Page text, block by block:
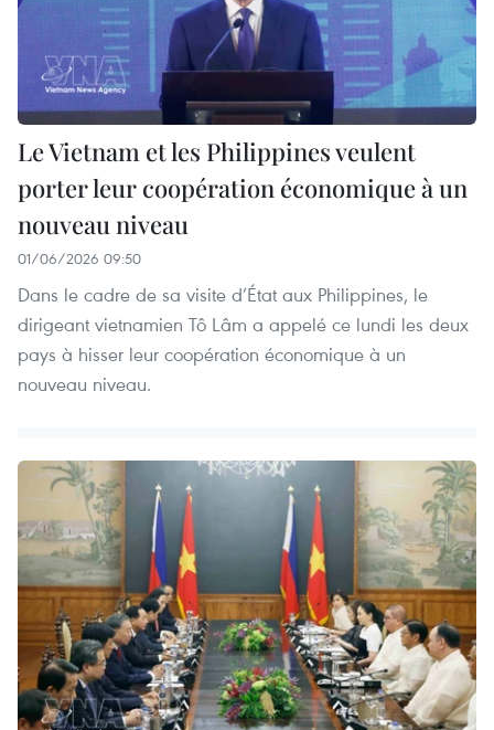
Le Vietnam et les Philippines veulent
porter leur coopération économique à un
nouveau niveau
01/06/2026 09:50
Dans le cadre de sa visite d’État aux Philippines, le
dirigeant vietnamien Tô Lâm a appelé ce lundi les deux
pays à hisser leur coopération économique à un
nouveau niveau.